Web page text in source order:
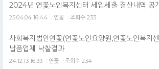
2024년 연꽃노인복지센터 세입세출 결산내역 공
25.04.04 16:44 연꽃 조회수 233
사회복지법인연꽃(연꽃노인요양원,연꽃노인복지
납품업체 낙찰결과
24.12.13 16:33 연꽃 조회수 234